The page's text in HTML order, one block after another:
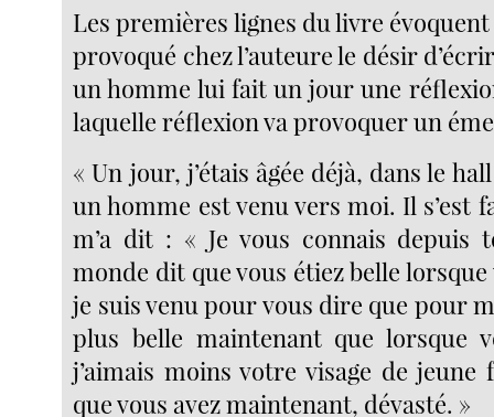
Les premières lignes du livre
provoqué chez l’auteure le désir
un homme lui fait un jour une
laquelle réflexion va provoquer un
« Un jour, j’étais âgée déjà, dans le
un homme est venu vers moi. Il s’est
m’a dit : « Je vous connais depuis
monde dit que vous étiez belle
je suis venu pour vous dire que pour
plus belle maintenant que lorsque
j’aimais moins votre visage de jeune
que vous avez maintenant, dévasté. »